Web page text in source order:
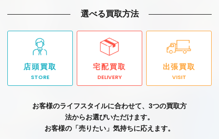
選べる買取方法
店頭買取
STORE
宅配買取
DELIVERY
出張買取
VISIT
お客様のライフスタイルに合わせて、3つの買取方
法からお選びいただけます。
お客様の「売りたい」気持ちに応えます。